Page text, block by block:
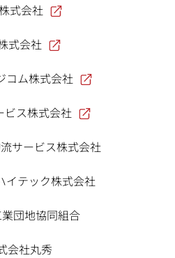
式会社
式会社
コム株式会社
ビス株式会社
サービス株式会社
イテック株式会社
団地協同組合
会社丸秀